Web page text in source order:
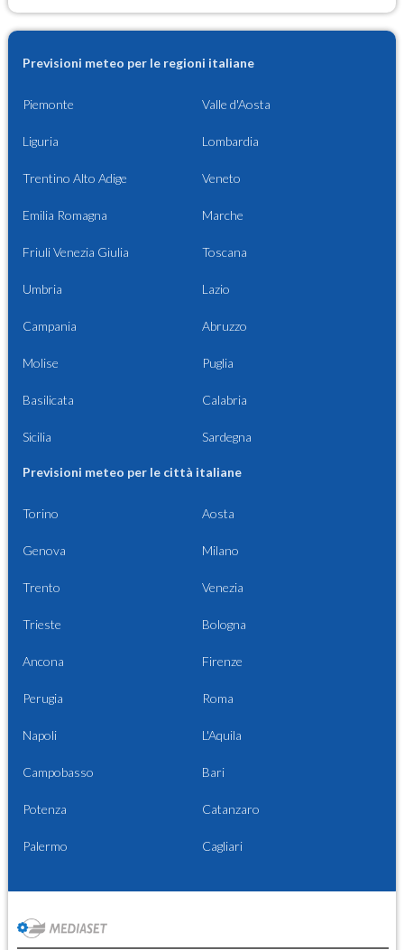
Previsioni meteo per le regioni italiane
Piemonte Valle d'Aosta
Liguria Lombardia
Trentino Alto Adige Veneto
Emilia Romagna Marche
Friuli Venezia Giulia Toscana
Umbria Lazio
Campania Abruzzo
Molise Puglia
Basilicata Calabria
Sicilia Sardegna
Previsioni meteo per le città italiane
Torino Aosta
Genova Milano
Trento Venezia
Trieste Bologna
Ancona Firenze
Perugia Roma
Napoli L'Aquila
Campobasso Bari
Potenza Catanzaro
Palermo Cagliari